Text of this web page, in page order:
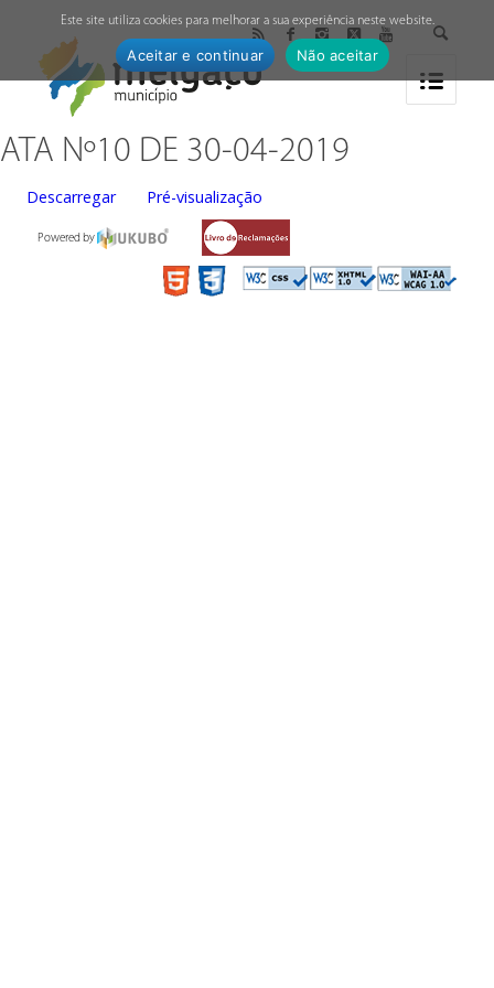
ATA Nº10 DE 30-04-2019
Descarregar Pré-visualização
Powered by
Este site utiliza cookies para melhorar a sua experiência neste website.
Aceitar e continuar Não aceitar